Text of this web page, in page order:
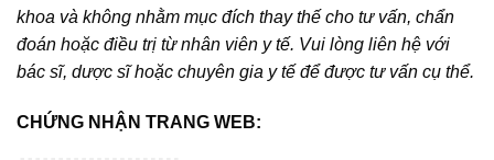
khoa và không nhằm mục đích thay thế cho tư vấn, chẩn
đoán hoặc điều trị từ nhân viên y tế. Vui lòng liên hệ với
bác sĩ, dược sĩ hoặc chuyên gia y tế để được tư vấn cụ thể.
CHỨNG NHẬN TRANG WEB: